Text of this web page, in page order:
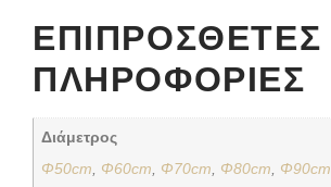
ΕΠΙΠΡΌΣΘΕΤΕΣ
ΠΛΗΡΟΦΟΡΊΕΣ
Διάμετρος
Φ50cm
Φ60cm Φ70cm Φ80cm Φ90cm